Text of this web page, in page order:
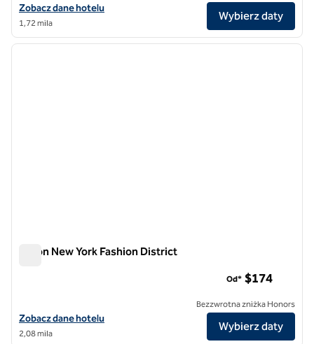
Zobacz szczegóły hotelu Hilton New York Times Square
Zobacz dane hotelu
1,72 mila
Wybierz daty
1/12
1 z 12
Hilton New York Fashion District
Zobacz szczegóły hotelu Hilton New York Fashion District
Zobacz dane hotelu
2,08 mila
Od* $174
Bezzwrotna zniżka Honors
Wybierz daty